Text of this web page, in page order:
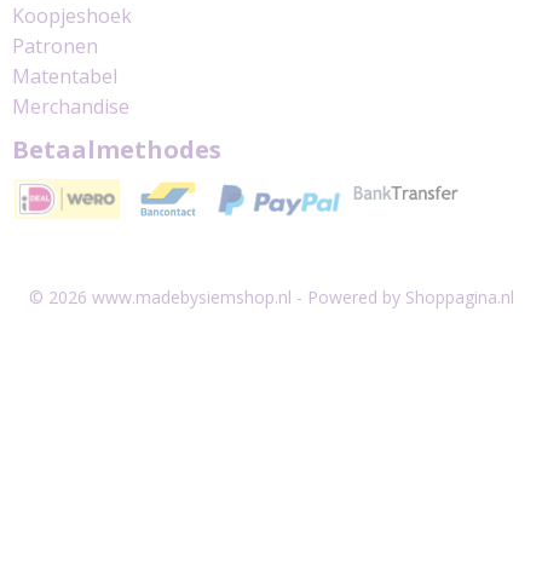
Koopjeshoek
Patronen
Matentabel
Merchandise
Betaalmethodes
© 2026 www.madebysiemshop.nl - Powered by Shoppagina.nl